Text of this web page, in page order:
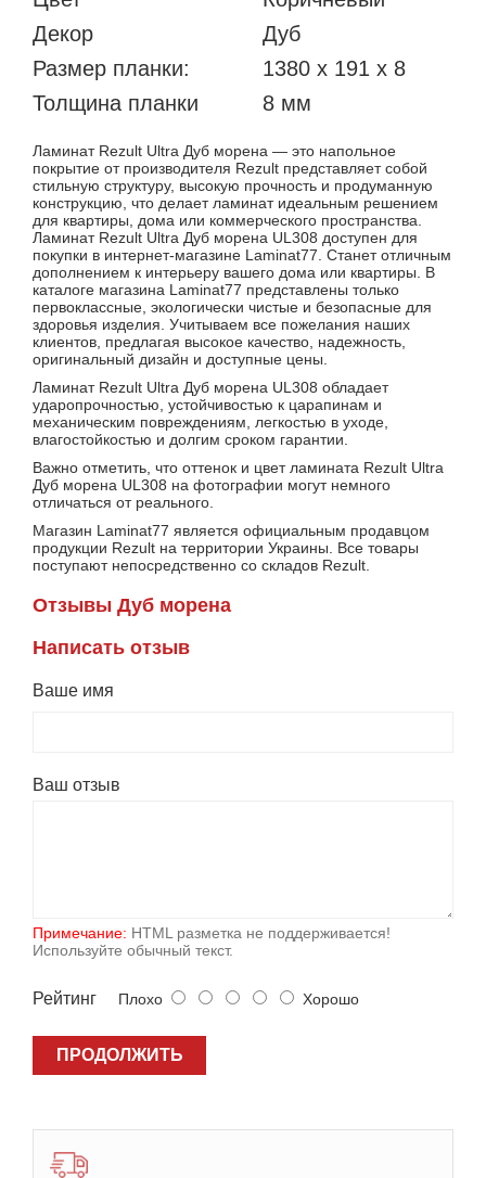
Декор
Дуб
Размер планки:
1380 х 191 х 8
Толщина планки
8 мм
Ламинат Rezult Ultra Дуб морена — это напольное
покрытие от производителя Rezult представляет собой
стильную структуру, высокую прочность и продуманную
конструкцию, что делает ламинат идеальным решением
для квартиры, дома или коммерческого пространства.
Ламинат Rezult Ultra Дуб морена UL308 доступен для
покупки в интернет-магазине Laminat77. Станет отличным
дополнением к интерьеру вашего дома или квартиры. В
каталоге магазина Laminat77 представлены только
первоклассные, экологически чистые и безопасные для
здоровья изделия. Учитываем все пожелания наших
клиентов, предлагая высокое качество, надежность,
оригинальный дизайн и доступные цены.
Ламинат Rezult Ultra Дуб морена UL308 обладает
ударопрочностью, устойчивостью к царапинам и
механическим повреждениям, легкостью в уходе,
влагостойкостью и долгим сроком гарантии.
Важно отметить, что оттенок и цвет ламината Rezult Ultra
Дуб морена UL308 на фотографии могут немного
отличаться от реального.
Магазин Laminat77 является официальным продавцом
продукции Rezult на территории Украины. Все товары
поступают непосредственно со складов Rezult.
Отзывы Дуб морена
Написать отзыв
Ваше имя
Ваш отзыв
Примечание: HTML разметка не поддерживается!
Используйте обычный текст.
Рейтинг Плохо Хорошо
ПРОДОЛЖИТЬ